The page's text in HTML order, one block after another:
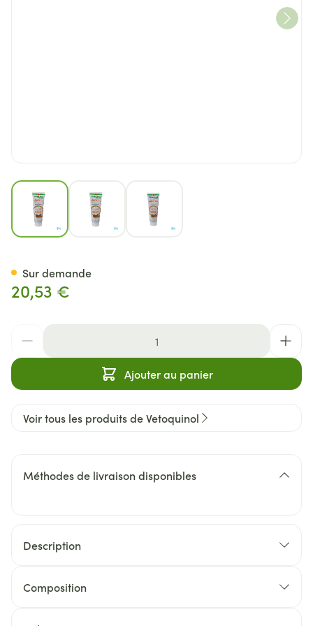
View larger imageView larger image
20,53 €
Ajouter au panier
Sur demande
Voir tous les produits de Vetoquinol
Méthodes de livraison disponibles
Description
Composition